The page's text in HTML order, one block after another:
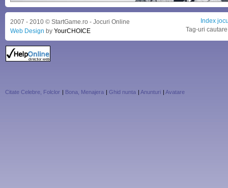
2007 - 2010 © StartGame.ro - Jocuri Online
Web Design by YourCHOICE
Index
Tag-uri
Citate Celebre, Folclor | Bona, Menajera | Ghid nunta | Anunturi | Avatare